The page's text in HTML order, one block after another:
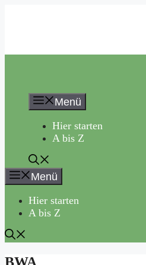
Menü
Hier starten
A bis Z
Menü
Hier starten
A bis Z